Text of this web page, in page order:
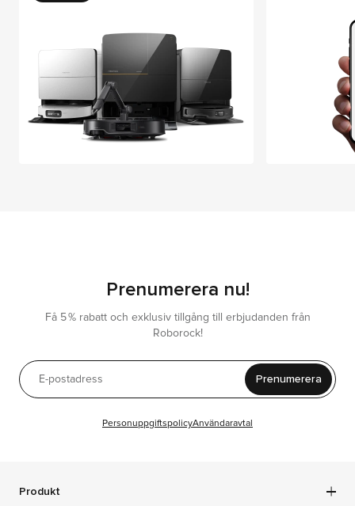
Prenumerera nu!
Få 5 % rabatt och exklusiv tillgång till erbjudanden från
Roborock!
Prenumerera
PersonuppgiftspolicyAnvändaravtal
Produkt